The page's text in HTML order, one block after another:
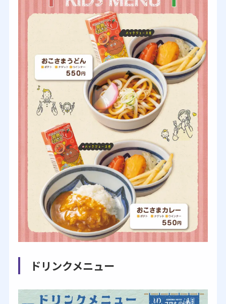
ドリンクメニュー